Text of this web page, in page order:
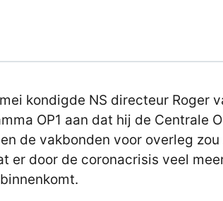
kondigde NS directeur Roger
OP1 aan dat hij de Centrale
en de vakbonden voor overleg
er door de coronacrisis veel